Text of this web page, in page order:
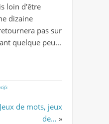
loin d'être
dizaine
pas sur
quelque peu...
Jeux de mots, jeux
de… »